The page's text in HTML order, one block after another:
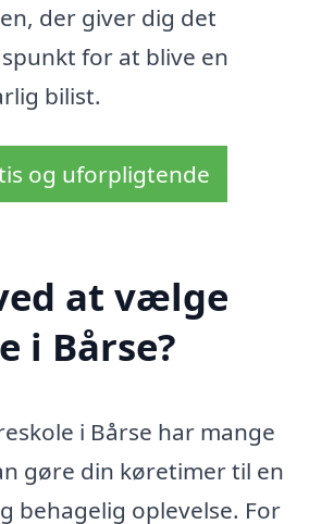
der giver dig det
for at blive en
bilist.
og uforpligtende
at vælge
i Bårse?
i Bårse har mange
gøre din køretimer til en
behagelig oplevelse. For